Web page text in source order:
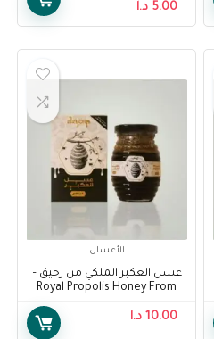
5.00 د.ا
الأعسال
عسل العكبر الملكي من رحيق –
Royal Propolis Honey From
10.00 د.ا